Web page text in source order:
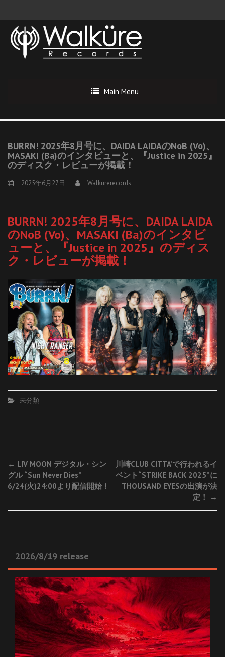
Main Menu
BURRN! 2025年8月号に、DAIDA LAIDAのNoB (Vo)、
MASAKI (Ba)のインタビューと、『Justice in 2025』
のディスク・レビューが掲載！
2025年6月27日 Walkurerecords
BURRN! 2025年8月号に、DAIDA LAIDA
のNoB (Vo)、MASAKI (Ba)のインタビ
ューと、『Justice in 2025』のディス
ク・レビューが掲載！
未分類
Post
navigation
← LIV MOON デジタル・シン
グル “Sun Never Dies”
6/24(火)24:00より配信開始！
川崎CLUB CITTA’で行われるイ
ベント“STRIKE BACK 2025”に
THOUSAND EYESの出演が決
定！
→
2026/8/19 release